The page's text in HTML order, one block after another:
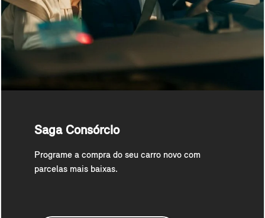
Saga Consórcio
Programe a compra do seu carro novo com
parcelas mais baixas.